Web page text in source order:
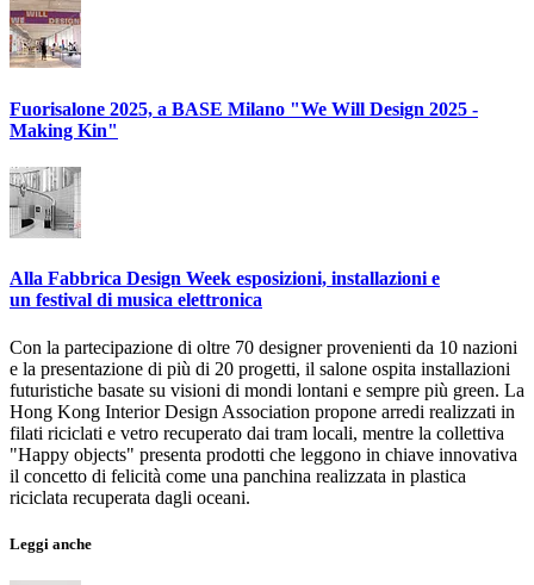
Fuorisalone 2025, a BASE Milano "We Will Design 2025 -
Making Kin"
Alla Fabbrica Design Week esposizioni, installazioni e
un festival di musica elettronica
Con la partecipazione di oltre 70 designer provenienti da 10 nazioni
e la presentazione di più di 20 progetti, il salone ospita installazioni
futuristiche basate su visioni di mondi lontani e sempre più green. La
Hong Kong Interior Design Association propone arredi realizzati in
filati riciclati e vetro recuperato dai tram locali, mentre la collettiva
"Happy objects" presenta prodotti che leggono in chiave innovativa
il concetto di felicità come una panchina realizzata in plastica
riciclata recuperata dagli oceani.
Leggi anche